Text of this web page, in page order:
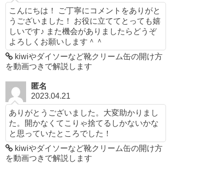
こんにちは！ ご丁寧にコメントをありがと
うございました！ お役に立ててとっても嬉
しいです♪ また機会がありましたらどうぞ
よろしくお願いします＾＾
kiwiやダイソーなど靴クリーム缶の開け方
を動画つきで解説します
匿名
2023.04.21
ありがとうございました。大変助かりまし
た。開かなくてこりゃ捨てるしかないかな
と思っていたところでした！
kiwiやダイソーなど靴クリーム缶の開け方
を動画つきで解説します